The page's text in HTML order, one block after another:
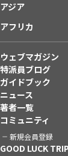
アジア
アフリカ
ウェブマガジン
特派員ブログ
ガイドブック
ニュース
著者一覧
コミュニティ
新規会員登録
GOOD LUCK TRIP